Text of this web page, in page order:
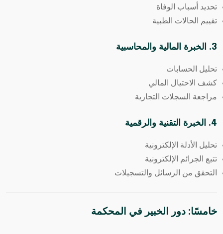
تحديد أسباب الوفاة
تقييم الحالات الطبية
3. الخبرة المالية والمحاسبية
تحليل الحسابات
كشف الاحتيال المالي
مراجعة السجلات التجارية
4. الخبرة التقنية والرقمية
تحليل الأدلة الإلكترونية
تتبع الجرائم الإلكترونية
التحقق من الرسائل والتسجيلات
خامسًا: دور الخبير في المحكمة